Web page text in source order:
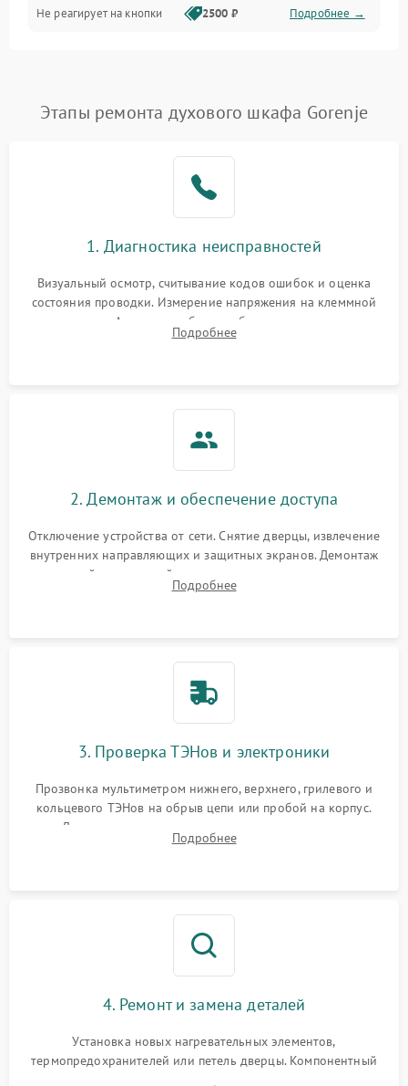
Не реагирует на кнопки 2500 ₽ Подробнее →
Этапы ремонта духового шкафа Gorenje
1. Диагностика неисправностей
Визуальный осмотр, считывание кодов ошибок и оценка
состояния проводки. Измерение напряжения на клеммной
колодке. Анализ жалоб на проблемы с нагревом,
конвекцией, панелью управления или блокировкой дверцы.
Подробнее
2. Демонтаж и обеспечение доступа
Отключение устройства от сети. Снятие дверцы, извлечение
внутренних направляющих и защитных экранов. Демонтаж
задней или верхней панели для прямого доступа к
нагревательным элементам, плате и вентиляторам.
Подробнее
3. Проверка ТЭНов и электроники
Прозвонка мультиметром нижнего, верхнего, грилевого и
кольцевого ТЭНов на обрыв цепи или пробой на корпус.
Диагностика термостата, датчиков температуры,
переключателя режимов и мотора конвекции.
Подробнее
4. Ремонт и замена деталей
Установка новых нагревательных элементов,
термопредохранителей или петель дверцы. Компонентный